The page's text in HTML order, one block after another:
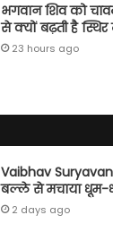
भगवान शिव को
से क्यों बढ़ती है स्थिर
23 hours ago
Vaibhav
बल्ले से मचाया धूम-
2 days ago